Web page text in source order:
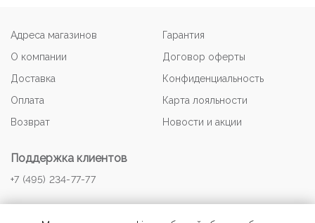
Адреса магазинов
О компании
Доставка
Оплата
Возврат
Гарантия
Договор оферты
Конфиденциальность
Карта лояльности
Новости и акции
Поддержка клиентов
+7 (495) 234-77-77